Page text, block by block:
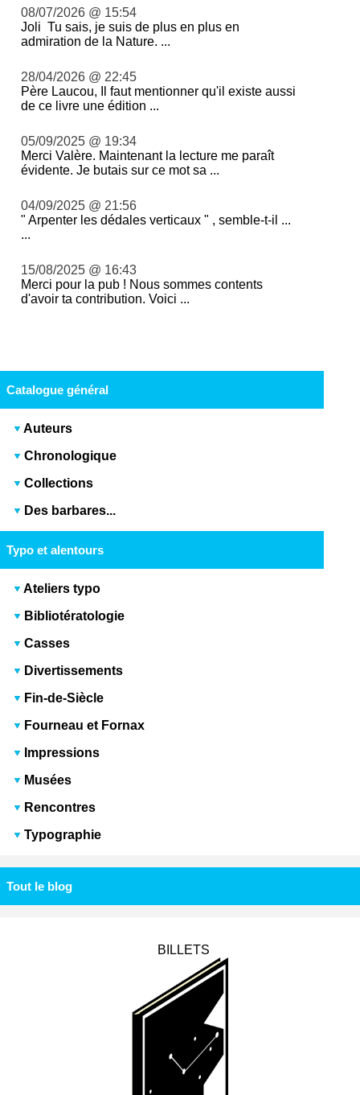
08/07/2026 @ 15:54
Joli Tu sais, je suis de plus en plus en
admiration de la Nature. ...
28/04/2026 @ 22:45
Père Laucou, Il faut mentionner qu'il existe aussi
de ce livre une édition ...
05/09/2025 @ 19:34
Merci Valère. Maintenant la lecture me paraît
évidente. Je butais sur ce mot sa ...
04/09/2025 @ 21:56
" Arpenter les dédales verticaux " , semble-t-il ...
...
15/08/2025 @ 16:43
Merci pour la pub ! Nous sommes contents
d'avoir ta contribution. Voici ...
Catalogue général
Auteurs
Chronologique
Collections
Des barbares...
Typo et alentours
Ateliers typo
Bibliotératologie
Casses
Divertissements
Fin-de-Siècle
Fourneau et Fornax
Impressions
Musées
Rencontres
Typographie
Tout le blog
BILLETS